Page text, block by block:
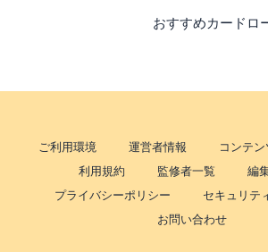
おすすめカードロ
ご利用環境 運営者情報
コンテ
利用規約
監修者一覧
編
プライバシーポリシー
セキュリテ
お問い合わせ